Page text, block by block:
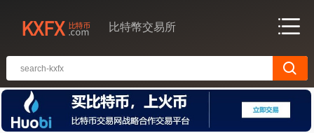
比特幣交易所